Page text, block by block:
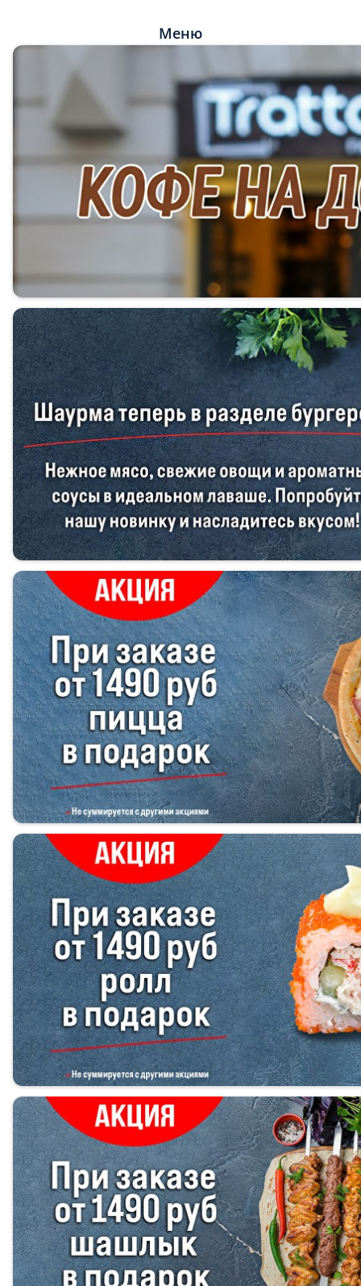
Популярное
Кофейные напитки
Постное меню
Кальян
Хинкали
Хачапури
Ассорти Шашлыков